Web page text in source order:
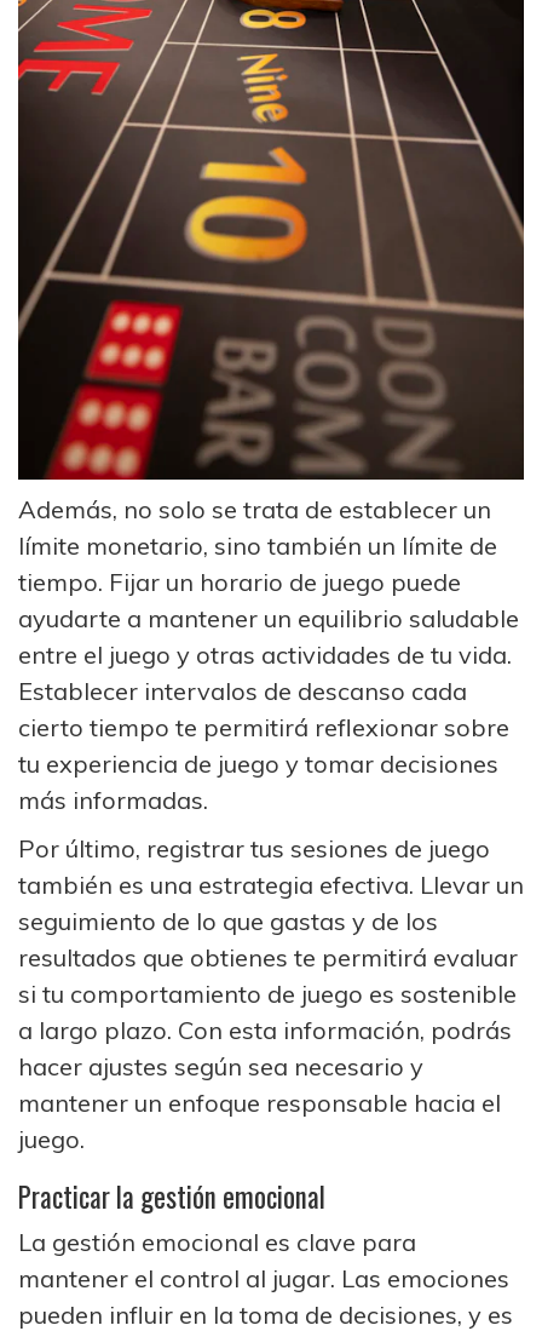
Además, no solo se trata de establecer un
límite monetario, sino también un límite de
tiempo. Fijar un horario de juego puede
ayudarte a mantener un equilibrio saludable
entre el juego y otras actividades de tu vida.
Establecer intervalos de descanso cada
cierto tiempo te permitirá reflexionar sobre
tu experiencia de juego y tomar decisiones
más informadas.
Por último, registrar tus sesiones de juego
también es una estrategia efectiva. Llevar un
seguimiento de lo que gastas y de los
resultados que obtienes te permitirá evaluar
si tu comportamiento de juego es sostenible
a largo plazo. Con esta información, podrás
hacer ajustes según sea necesario y
mantener un enfoque responsable hacia el
juego.
Practicar la gestión emocional
La gestión emocional es clave para
mantener el control al jugar. Las emociones
pueden influir en la toma de decisiones, y es